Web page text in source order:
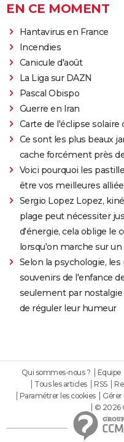
EN CE MOMENT
Hantavirus en France
Incendies
Canicule d'août
La Liga sur DAZN
Pascal Obispo
Guerre en Iran
Carte de l'éclipse solaire
Ce sont les plus beaux
cache forcément près
Voici pourquoi les
être vos meilleures
Sergio Lopez Lopez,
plage peut nécessiter
d'énergie, cela oblige le
lorsqu'on marche sur
Selon la psychologie,
souvenirs de l'enfance
seulement par
de réguler leur humeur
Qui sommes-nous ? Equipe
Tous les articles
RSS
Paramétrer les cookies
Gérer
© 2026